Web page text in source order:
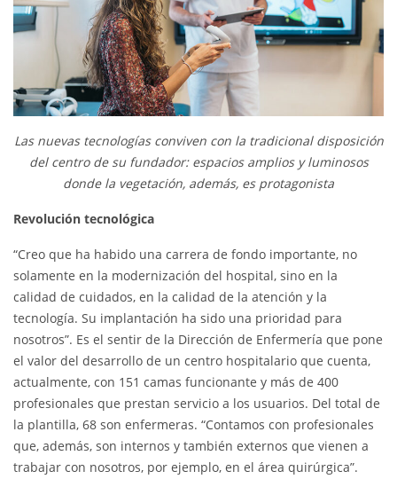
Las nuevas tecnologías conviven con la tradicional disposición
del centro de su fundador: espacios amplios y luminosos
donde la vegetación, además, es protagonista
Revolución tecnológica
“Creo que ha habido una carrera de fondo importante, no
solamente en la modernización del hospital, sino en la
calidad de cuidados, en la calidad de la atención y la
tecnología. Su implantación ha sido una prioridad para
nosotros”. Es el sentir de la Dirección de Enfermería que pone
el valor del desarrollo de un centro hospitalario que cuenta,
actualmente, con 151 camas funcionante y más de 400
profesionales que prestan servicio a los usuarios. Del total de
la plantilla, 68 son enfermeras. “Contamos con profesionales
que, además, son internos y también externos que vienen a
trabajar con nosotros, por ejemplo, en el área quirúrgica”.